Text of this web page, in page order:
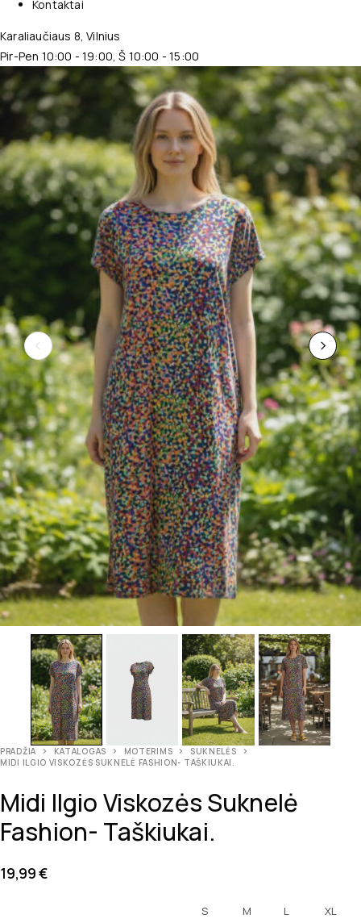
Kontaktai
Karaliaučiaus 8, Vilnius
Pir-Pen 10:00 - 19:00, Š 10:00 - 15:00
PRADŽIA KATALOGAS MOTERIMS
SUKNELĖS
MIDI ILGIO VISKOZĖS SUKNELĖ FASHION- TAŠKIUKAI.
Midi Ilgio Viskozės Suknelė
Fashion- Taškiukai.
19,99€
S M L
XL